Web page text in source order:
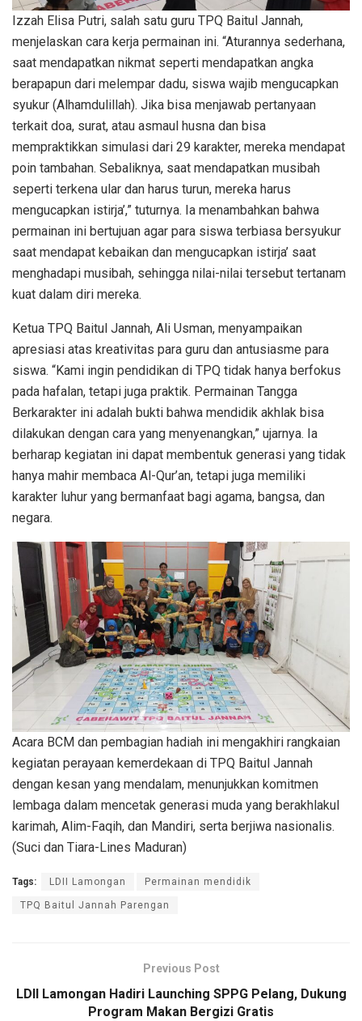
Izzah Elisa Putri, salah satu guru TPQ Baitul Jannah,
menjelaskan cara kerja permainan ini. “Aturannya sederhana,
saat mendapatkan nikmat seperti mendapatkan angka
berapapun dari melempar dadu, siswa wajib mengucapkan
syukur (Alhamdulillah). Jika bisa menjawab pertanyaan
terkait doa, surat, atau asmaul husna dan bisa
mempraktikkan simulasi dari 29 karakter, mereka mendapat
poin tambahan. Sebaliknya, saat mendapatkan musibah
seperti terkena ular dan harus turun, mereka harus
mengucapkan istirja’,” tuturnya. Ia menambahkan bahwa
permainan ini bertujuan agar para siswa terbiasa bersyukur
saat mendapat kebaikan dan mengucapkan istirja’ saat
menghadapi musibah, sehingga nilai-nilai tersebut tertanam
kuat dalam diri mereka.
Ketua TPQ Baitul Jannah, Ali Usman, menyampaikan
apresiasi atas kreativitas para guru dan antusiasme para
siswa. “Kami ingin pendidikan di TPQ tidak hanya berfokus
pada hafalan, tetapi juga praktik. Permainan Tangga
Berkarakter ini adalah bukti bahwa mendidik akhlak bisa
dilakukan dengan cara yang menyenangkan,” ujarnya. Ia
berharap kegiatan ini dapat membentuk generasi yang tidak
hanya mahir membaca Al-Qur’an, tetapi juga memiliki
karakter luhur yang bermanfaat bagi agama, bangsa, dan
negara.
Acara BCM dan pembagian hadiah ini mengakhiri rangkaian
kegiatan perayaan kemerdekaan di TPQ Baitul Jannah
dengan kesan yang mendalam, menunjukkan komitmen
lembaga dalam mencetak generasi muda yang berakhlakul
karimah, Alim-Faqih, dan Mandiri, serta berjiwa nasionalis.
(Suci dan Tiara-Lines Maduran)
Tags: LDII Lamongan Permainan mendidik
TPQ Baitul Jannah Parengan
Previous Post
LDII Lamongan Hadiri Launching SPPG Pelang, Dukung
Program Makan Bergizi Gratis